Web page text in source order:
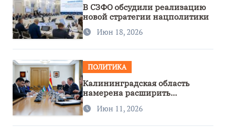
В СЗФО обсудили реализацию
новой стратегии нацполитики
Июн 18, 2026
ПОЛИТИКА
Калининградская область
намерена расширить
сотрудничество с Узбекистаном
Июн 11, 2026